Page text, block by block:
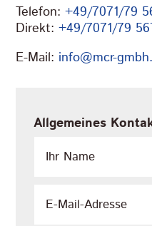
Telefon:+49/7071/79
Direkt:+49/7071/79
E-Mail: info@mcr-
Allgemeines